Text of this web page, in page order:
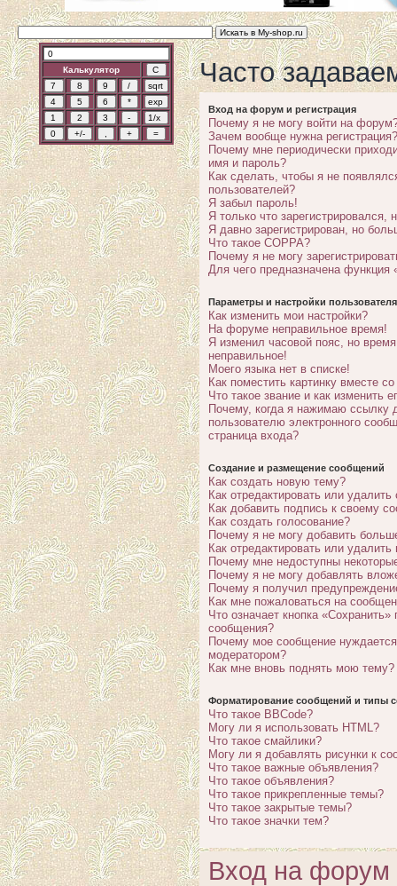
Калькулятор Часто
Вход на форум и регистрация
Почему я не могу войти на
Зачем вообще нужна регистрация?
Почему мне периодически
имя и пароль?
Как сделать, чтобы я не
пользователей?
Я забыл пароль!
Я только что зарегистрировался,
Я давно зарегистрирован, но
Что такое COPPA?
Почему я не могу
Для чего предназначена функция
Параметры и настройки пользователя
Как изменить мои настройки?
На форуме неправильное время!
Я изменил часовой пояс, но
неправильное!
Моего языка нет в списке!
Как поместить картинку вместе
Что такое звание и как изменить
Почему, когда я нажимаю ссылку
пользователю электронного
страница входа?
Создание и размещение сообщений
Как создать новую тему?
Как отредактировать или
Как добавить подпись к своему
Как создать голосование?
Почему я не могу добавить
Как отредактировать или удалить
Почему мне недоступны
Почему я не могу добавлять
Почему я получил
Как мне пожаловаться на
Что означает кнопка «Сохранить»
сообщения?
Почему мое сообщение
модератором?
Как мне вновь поднять мою тему?
Форматирование сообщений и типы
Что такое BBCode?
Могу ли я использовать HTML?
Что такое смайлики?
Могу ли я добавлять рисунки к
Что такое важные объявления?
Что такое объявления?
Что такое прикрепленные темы?
Что такое закрытые темы?
Что такое значки тем?
Вход на форум